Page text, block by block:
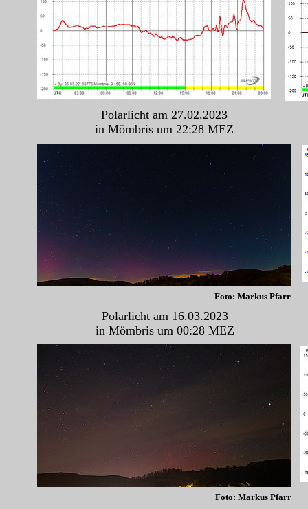
Polarlicht am 27.02.2023
in Mömbris um 22:28 MEZ
Foto: Markus Pfarr
Polarlicht am 16.03.2023
in Mömbris um 00:28 MEZ
Foto: Markus Pfarr